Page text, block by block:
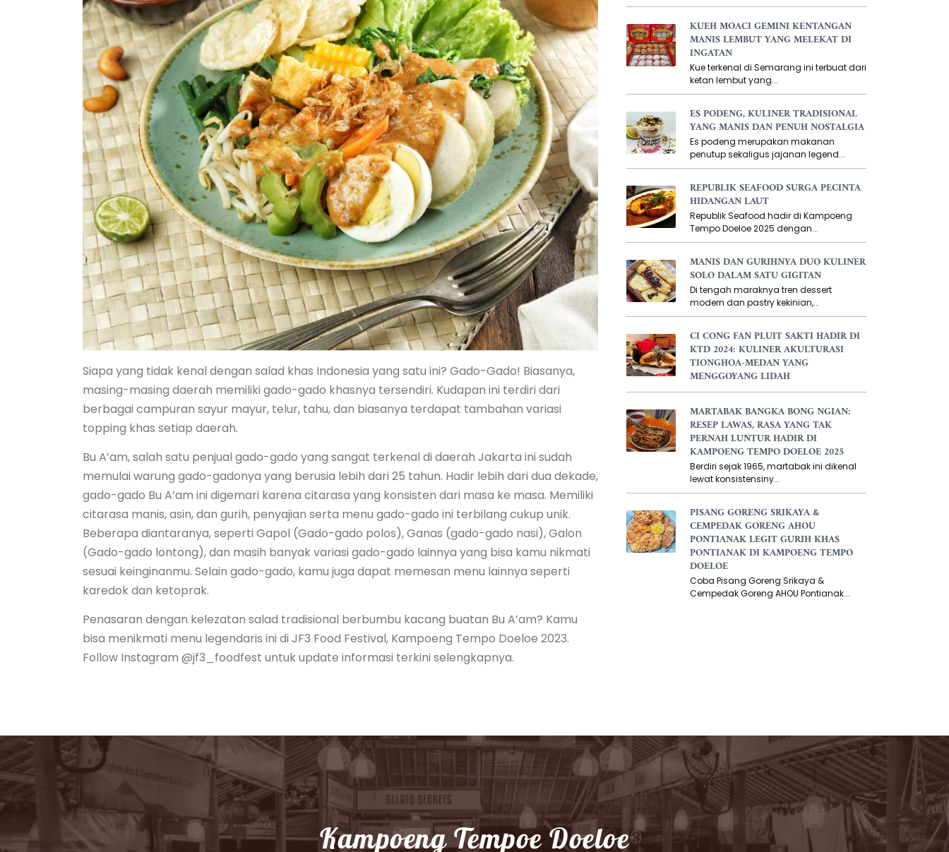
Siapa yang tidak kenal dengan salad khas Indonesia yang satu ini? Gado-Gado! Biasanya,
masing-masing daerah memiliki gado-gado khasnya tersendiri. Kudapan ini terdiri dari
berbagai campuran sayur mayur, telur, tahu, dan biasanya terdapat tambahan variasi
topping khas setiap daerah.
Bu A’am, salah satu penjual gado-gado yang sangat terkenal di daerah Jakarta ini sudah
memulai warung gado-gadonya yang berusia lebih dari 25 tahun. Hadir lebih dari dua dekade,
gado-gado Bu A’am ini digemari karena citarasa yang konsisten dari masa ke masa. Memiliki
citarasa manis, asin, dan gurih, penyajian serta menu gado-gado ini terbilang cukup unik.
Beberapa diantaranya, seperti Gapol (Gado-gado polos), Ganas (gado-gado nasi), Galon
(Gado-gado lontong), dan masih banyak variasi gado-gado lainnya yang bisa kamu nikmati
sesuai keinginanmu. Selain gado-gado, kamu juga dapat memesan menu lainnya seperti
karedok dan ketoprak.
Penasaran dengan kelezatan salad tradisional berbumbu kacang buatan Bu A’am? Kamu
bisa menikmati menu legendaris ini di JF3 Food Festival, Kampoeng Tempo Doeloe 2023.
Follow Instagram @jf3_foodfest untuk update informasi terkini selengkapnya.
KUEH MOACI GEMINI KENTANGAN
MANIS LEMBUT YANG MELEKAT DI
INGATAN
Kue terkenal di Semarang ini terbuat dari
ketan lembut yang...
ES PODENG, KULINER TRADISIONAL
YANG MANIS DAN PENUH NOSTALGIA
Es podeng merupakan makanan
penutup sekaligus jajanan legend...
REPUBLIK SEAFOOD SURGA PECINTA
HIDANGAN LAUT
Republik Seafood hadir di Kampoeng
Tempo Doeloe 2025 dengan...
MANIS DAN GURIHNYA DUO KULINER
SOLO DALAM SATU GIGITAN
Di tengah maraknya tren dessert
modern dan pastry kekinian,...
CI CONG FAN PLUIT SAKTI HADIR DI
KTD 2024: KULINER AKULTURASI
TIONGHOA-MEDAN YANG
MENGGOYANG LIDAH
MARTABAK BANGKA BONG NGIAN:
RESEP LAWAS, RASA YANG TAK
PERNAH LUNTUR HADIR DI
KAMPOENG TEMPO DOELOE 2025
Berdiri sejak 1965, martabak ini dikenal
lewat konsistensiny...
PISANG GORENG SRIKAYA &
CEMPEDAK GORENG AHOU
PONTIANAK LEGIT GURIH KHAS
PONTIANAK DI KAMPOENG TEMPO
DOELOE
Coba Pisang Goreng Srikaya &
Cempedak Goreng AHOU Pontianak...
Kampoeng Tempoe Doeloe